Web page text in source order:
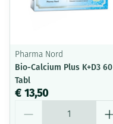
Pharma Nord
Bio-Calcium Plus K+D3 60
Tabl
€ 13,50